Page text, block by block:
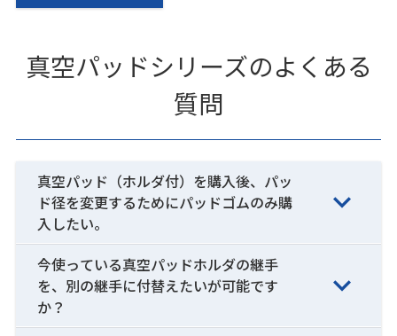
真空パッドシリーズのよくある
質問
真空パッド（ホルダ付）を購入後、パッ
ド径を変更するためにパッドゴムのみ購
入したい。
今使っている真空パッドホルダの継手
を、別の継手に付替えたいが可能です
か？